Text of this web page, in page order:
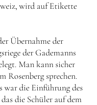
wird auf Etikette
Übernahme der
der Gademanns
Man kann sicher
Rosenberg sprechen.
war die Einführung des
die Schüler auf dem